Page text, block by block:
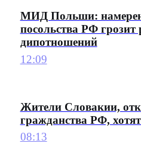
МИД Польши:
посольства РФ
дипотношений
12:09
Жители Словакии,
гражданства РФ,
08:13